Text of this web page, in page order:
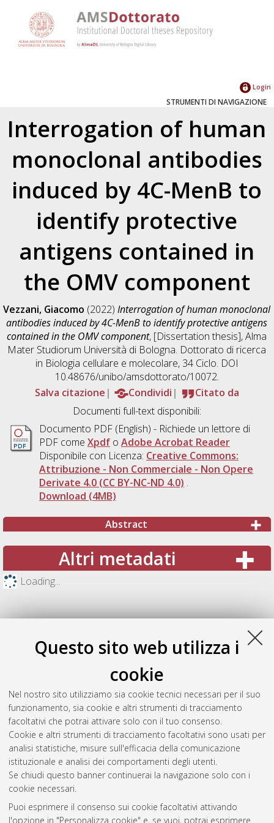
Questo sito web utilizza i
cookie
Nel nostro sito utilizziamo sia cookie tecnici necessari per il suo
funzionamento, sia cookie e altri strumenti di tracciamento
facoltativi che potrai attivare solo con il tuo consenso.
Cookie e altri strumenti di tracciamento facoltativi sono usati per
analisi statistiche, misure sull'efficacia della comunicazione
istituzionale e analisi dei comportamenti degli utenti.
Se chiudi questo banner continuerai la navigazione solo con i
cookie necessari.
Puoi esprimere il consenso sui cookie facoltativi attivando
l'opzione in "Personalizza cookie" e, se vuoi, potrai esprimere
Login
STRUMENTI DI NAVIGAZIONE
Interrogation of human
monoclonal antibodies
induced by 4C-MenB to
identify protective
antigens contained in
the OMV component
Vezzani, Giacomo (2022)Interrogation of human monoclonal
antibodies induced by 4C-MenB to identify protective antigens
contained in the OMV component, [Dissertation thesis], Alma
Mater Studiorum Università di Bologna. Dottorato di ricerca
in Biologia cellulare e molecolare, 34 Ciclo. DOI
10.48676/unibo/amsdottorato/10072.
Salva citazione
Condividi
Citato da
Documenti full-text disponibili:
Documento PDF(English) - Richiede un lettore di
PDF come Xpdfo Adobe Acrobat Reader
Disponibile con Licenza: Creative Commons:
Attribuzione - Non Commerciale - Non Opere
Derivate 4.0 (CC BY-NC-ND 4.0) .
Download (4MB)
Abstract
Altri metadati
Loading...
Gestione del documento:
Atom
Rss 1.0